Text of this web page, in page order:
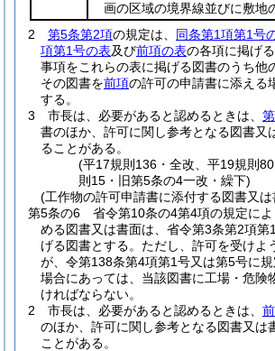
画の区域の境界線並びに敷地
2
第5条第2項の規定は、 同条第1項第1号
項第1号の表及び前項の表の各項に掲げ
事項をこれらの表に掲げる図書のうち他
その図書を前項の許可の申請書に添える
する。
3
市長は、必要があると認めるときは、
書のほか、許可に関し参考となる図書又
ることがある。
(平17規則136・全改、平19規則
則15・旧第5条の4一改・繰下)
(工作物の許可申請書に添付する図書又は
第5条の6
省令第10条の4第4項の規定に
める図書又は書面は、省令第3条第2項第
げる図書とする。 ただし、許可を受けよ
が、令第138条第4項第1号又は第5号に
場合にあっては、当該図書に工場・危険
ければならない。
2
市長は、必要があると認めるときは、
のほか、許可に関し参考となる図書又は
ことがある。